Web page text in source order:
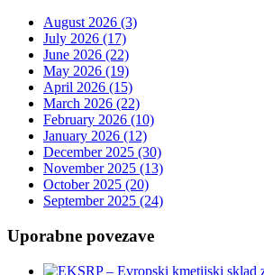
August 2026 (3)
July 2026 (17)
June 2026 (22)
May 2026 (19)
April 2026 (15)
March 2026 (22)
February 2026 (10)
January 2026 (12)
December 2025 (30)
November 2025 (13)
October 2025 (20)
September 2025 (24)
Uporabne povezave